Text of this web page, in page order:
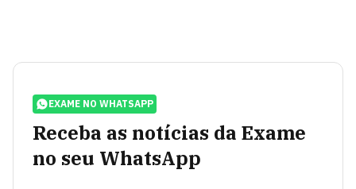
EXAME NO WHATSAPP
Receba as notícias da Exame
no seu WhatsApp